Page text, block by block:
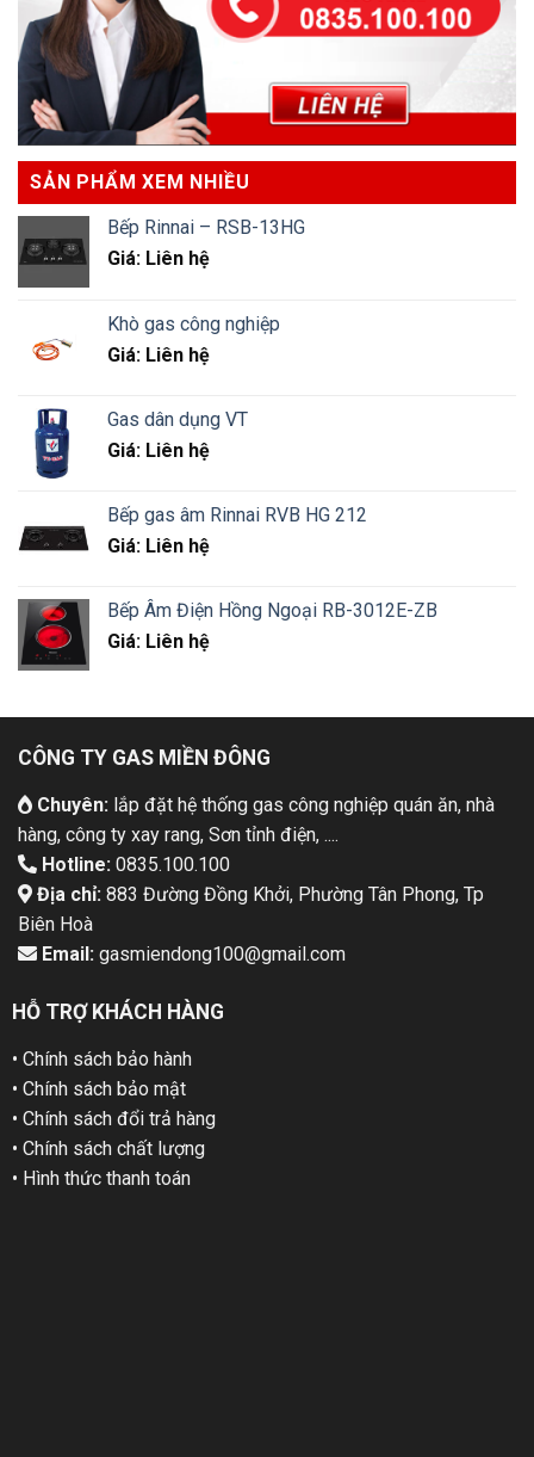
SẢN PHẨM XEM NHIỀU
Bếp Rinnai – RSB-13HG
Giá: Liên hệ
Khò gas công nghiệp
Giá: Liên hệ
Gas dân dụng VT
Giá: Liên hệ
Bếp gas âm Rinnai RVB HG 212
Giá: Liên hệ
Bếp Âm Điện Hồng Ngoại RB-3012E-ZB
Giá: Liên hệ
CÔNG TY GAS MIỀN ĐÔNG
Chuyên: lắp đặt hệ thống gas công nghiệp quán ăn, nhà
hàng, công ty xay rang, Sơn tỉnh điện, ....
Hotline: 0835.100.100
Địa chỉ: 883 Đường Đồng Khởi, Phường Tân Phong, Tp
Biên Hoà
Email: gasmiendong100@gmail.com
HỖ TRỢ KHÁCH HÀNG
• Chính sách bảo hành
• Chính sách bảo mật
• Chính sách đổi trả hàng
• Chính sách chất lượng
• Hình thức thanh toán